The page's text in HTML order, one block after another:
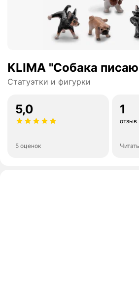
KLIMA "Собака
Статуэтки и фигурки
5,0
5 оценок
1
отзыв